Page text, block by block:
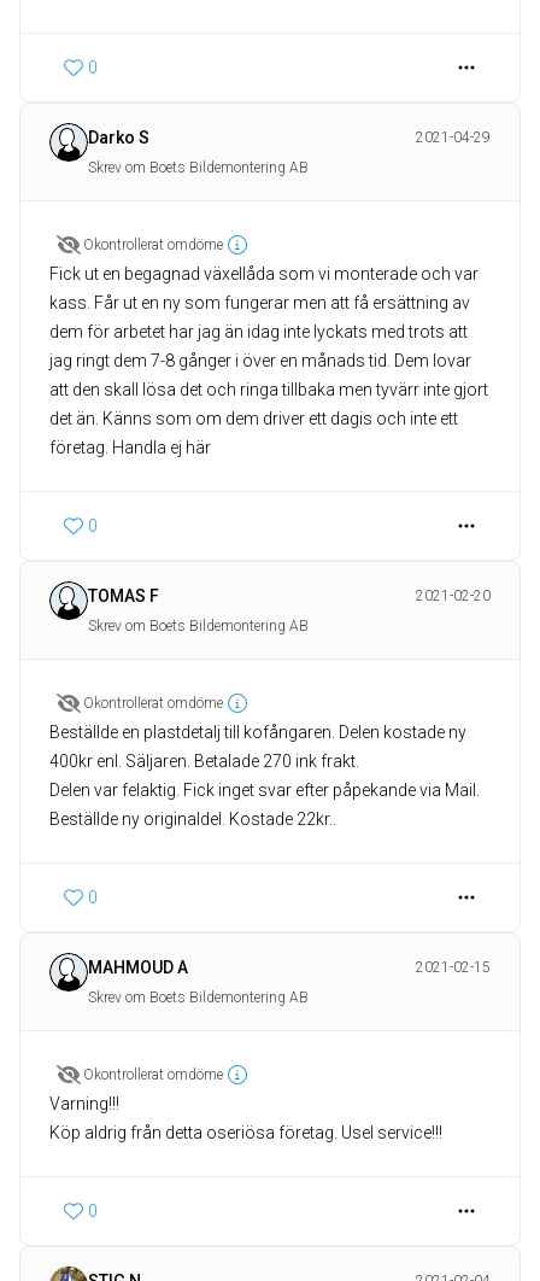
0
Darko S
2021-04-29
Skrev om Boets Bildemontering AB
Okontrollerat omdöme
Fick ut en begagnad växellåda som vi monterade och var
kass. Får ut en ny som fungerar men att få ersättning av
dem för arbetet har jag än idag inte lyckats med trots att
jag ringt dem 7-8 gånger i över en månads tid. Dem lovar
att den skall lösa det och ringa tillbaka men tyvärr inte gjort
det än. Känns som om dem driver ett dagis och inte ett
företag. Handla ej här
0
TOMAS F
2021-02-20
Skrev om Boets Bildemontering AB
Okontrollerat omdöme
Beställde en plastdetalj till kofångaren. Delen kostade ny
400kr enl. Säljaren. Betalade 270 ink frakt.
Delen var felaktig. Fick inget svar efter påpekande via Mail.
Beställde ny originaldel. Kostade 22kr..
0
MAHMOUD A
2021-02-15
Skrev om Boets Bildemontering AB
Okontrollerat omdöme
Varning!!!
0